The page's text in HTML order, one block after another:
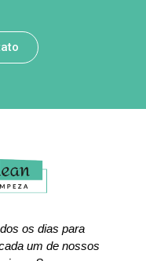
os dias para
um de nossos